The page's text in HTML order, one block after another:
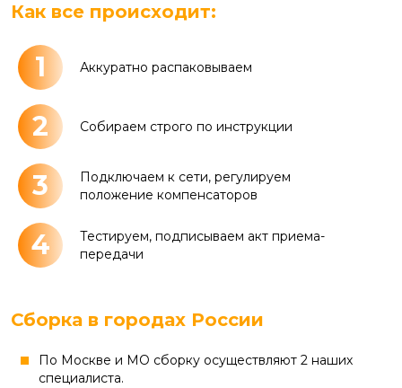
Как все происходит:
1 Аккуратно распаковываем
2 Собираем строго по инструкции
3
Подключаем к сети, регулируем
положение компенсаторов
4
Тестируем, подписываем акт приема-
передачи
Сборка в городах России
По Москве и МО сборку осуществляют 2 наших
специалиста.